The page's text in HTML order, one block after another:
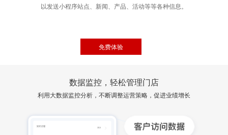
以发送小程序站点、新闻、产品、活动等等各种信息。
免费体验
数据监控，轻松管理门店
利用大数据监控分析，不断调整运营策略，促进业绩增长